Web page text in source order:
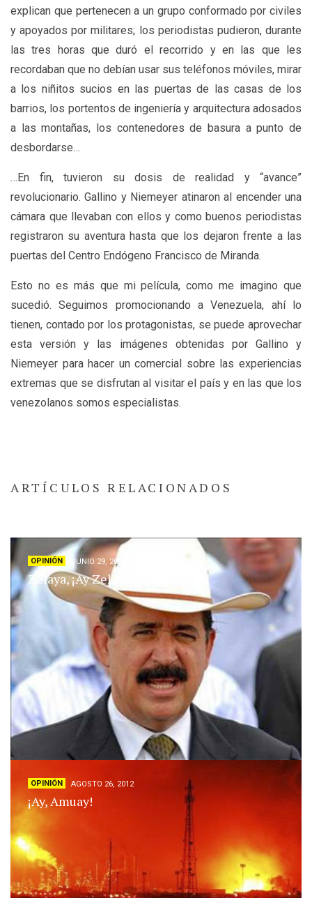
explican que pertenecen a un grupo conformado por civiles
y apoyados por militares; los periodistas pudieron, durante
las tres horas que duró el recorrido y en las que les
recordaban que no debían usar sus teléfonos móviles, mirar
a los niñitos sucios en las puertas de las casas de los
barrios, los portentos de ingeniería y arquitectura adosados
a las montañas, los contenedores de basura a punto de
desbordarse…
…En fin, tuvieron su dosis de realidad y “avance”
revolucionario. Gallino y Niemeyer atinaron al encender una
cámara que llevaban con ellos y como buenos periodistas
registraron su aventura hasta que los dejaron frente a las
puertas del Centro Endógeno Francisco de Miranda.
Esto no es más que mi película, como me imagino que
sucedió. Seguimos promocionando a Venezuela, ahí lo
tienen, contado por los protagonistas, se puede aprovechar
esta versión y las imágenes obtenidas por Gallino y
Niemeyer para hacer un comercial sobre las experiencias
extremas que se disfrutan al visitar el país y en las que los
venezolanos somos especialistas.
ARTÍCULOS RELACIONADOS
OPINIÓN JUNIO 29, 2009
Zelaya, ¡Ay Zelaya!
OPINIÓN AGOSTO 26, 2012
¡Ay, Amuay!